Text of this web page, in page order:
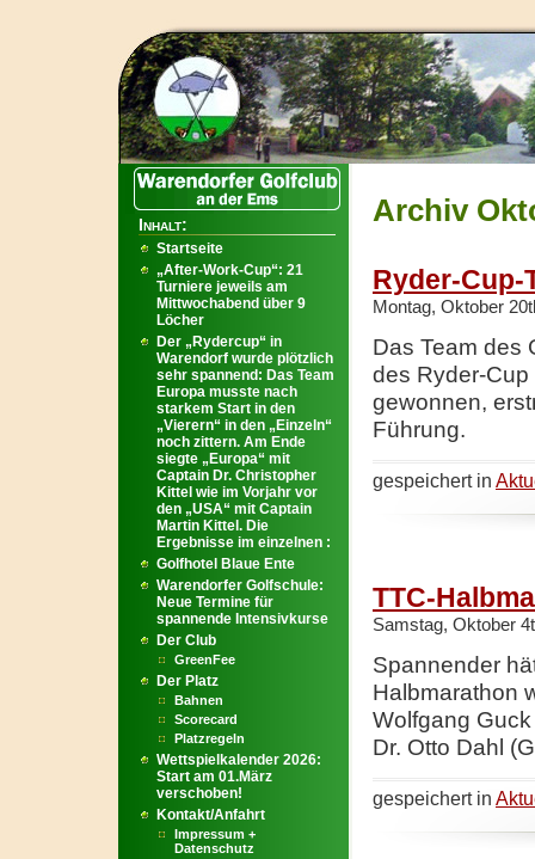
Archiv
Ryder-Cup-
Montag, Oktober
Das Team des
des Ryder-
gewonnen,
Führung.
gespeichert in
TTC-
Samstag, Oktober
Spannender
Halbmarathon
Wolfgang
Dr. Otto Dahl
gespeichert in
Inhalt:
Startseite
„After-Work-Cup“: 21
Turniere jeweils am
Mittwochabend über 9
Löcher
Der „Rydercup“ in
Warendorf wurde plötzlich
sehr spannend: Das Team
Europa musste nach
starkem Start in den
„Vierern“ in den „Einzeln“
noch zittern. Am Ende
siegte „Europa“ mit
Captain Dr. Christopher
Kittel wie im Vorjahr vor
den „USA“ mit Captain
Martin Kittel. Die
Ergebnisse im einzelnen :
Golfhotel Blaue Ente
Warendorfer Golfschule:
Neue Termine für
spannende Intensivkurse
Der Club
GreenFee
Der Platz
Bahnen
Scorecard
Platzregeln
Wettspielkalender 2026:
Start am 01.März
verschoben!
Kontakt/Anfahrt
Impressum +
Datenschutz